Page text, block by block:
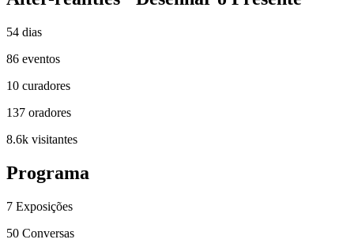
54 dias
86 eventos
10 curadores
137 oradores
8.6k visitantes
Programa
7 Exposições
50 Conversas